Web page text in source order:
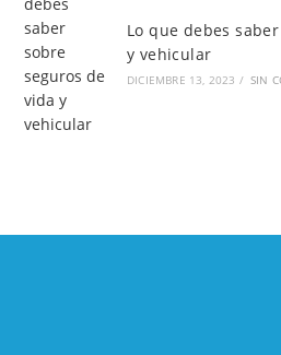
Lo que debes
y vehicular
DICIEMBRE 13, 2023 / SIN